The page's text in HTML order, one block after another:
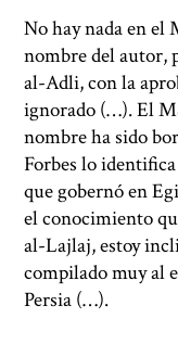
No hay nada en
nombre del autor,
al-Adli, con la
ignorado (…). El
nombre ha sido
Forbes lo
que gobernó en
el conocimiento
al-Lajlaj, estoy
compilado muy al
Persia (…).